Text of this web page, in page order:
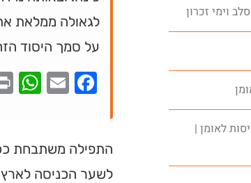
וימי זכרון
לאומן |
לגאולה ממלאת
על סמך היסוד
התפילה משתבחת
לשער הכניסה